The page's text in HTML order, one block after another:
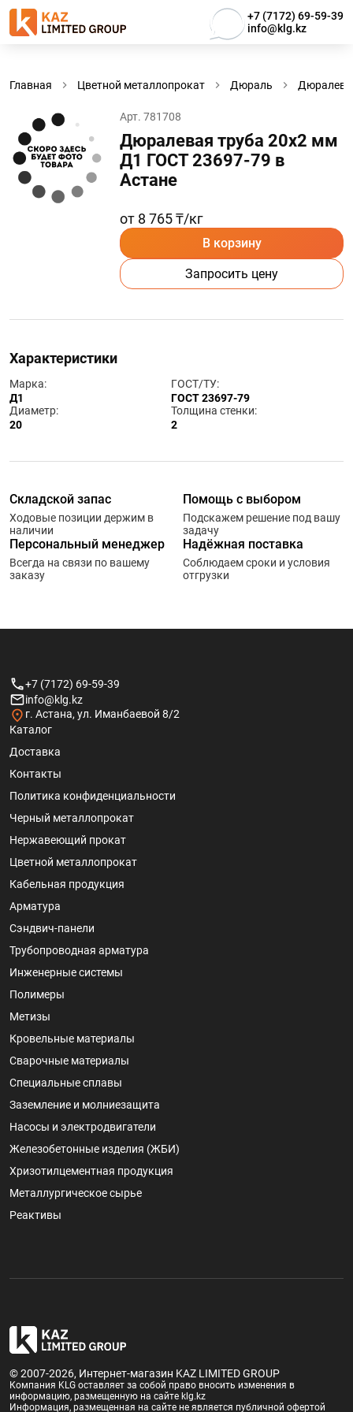
+7 (7172) 69-59-39
info@klg.kz
Главная Цветной металлопрокат Дюраль
Арт. 781708
Дюралевая труба 20х2 мм
Д1 ГОСТ 23697-79 в
Астанe
от 8 765 ₸/кг
В корзину
Запросить цену
Характеристики
Марка:
Д1
ГОСТ/ТУ:
ГОСТ 23697-79
Диаметр:
20
Толщина стенки:
2
Складской запас
Ходовые позиции держим в
наличии
Помощь с выбором
Подскажем решение под вашу
задачу
Персональный менеджер
Всегда на связи по вашему
заказу
Надёжная поставка
Соблюдаем сроки и условия
отгрузки
+7 (7172) 69-59-39
info@klg.kz
г. Астана, ул. Иманбаевой 8/2
Каталог
Доставка
Контакты
Политика конфиденциальности
Черный металлопрокат
Нержавеющий прокат
Цветной металлопрокат
Кабельная продукция
Арматура
Сэндвич-панели
Трубопроводная арматура
Инженерные системы
Полимеры
Метизы
Кровельные материалы
Сварочные материалы
Специальные сплавы
Заземление и молниезащита
Насосы и электродвигатели
Железобетонные изделия (ЖБИ)
Хризотилцементная продукция
Металлургическое сырье
Реактивы
© 2007-2026, Интернет-магазин KAZ LIMITED GROUP
Компания KLG оставляет за собой право вносить изменения в
информацию, размещенную на сайте klg.kz
Информация, размещенная на сайте не является публичной офертой